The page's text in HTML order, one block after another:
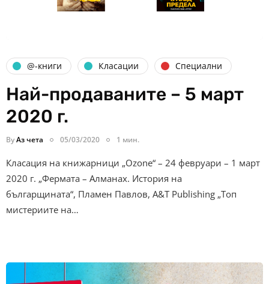
@-книги Класации Специални
Най-продаваните – 5 март
2020 г.
ByАз чета 05/03/2020 1 мин.
Класация на книжарници „Ozone“ – 24 февруари – 1 март
2020 г. „Фермата – Алманах. История на
българщината“, Пламен Павлов, A&T Publishing „Топ
мистериите на…